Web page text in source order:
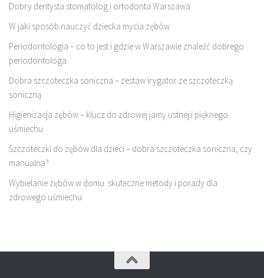
Dobry dentysta stomatolog i ortodonta Warszawa
W jaki sposób nauczyć dziecka mycia zębów
Periodontologia – co to jest i gdzie w Warszawie znaleźć dobrego
periodontologa
Dobra szczoteczka soniczna – zestaw irygator ze szczoteczką
soniczną
Higienizacja zębów – klucz do zdrowej jamy ustnej i pięknego
uśmiechu
Szczoteczki do zębów dla dzieci – dobra szczoteczka soniczna, czy
manualna?
Wybielanie zębów w domu: skuteczne metody i porady dla
zdrowego uśmiechu